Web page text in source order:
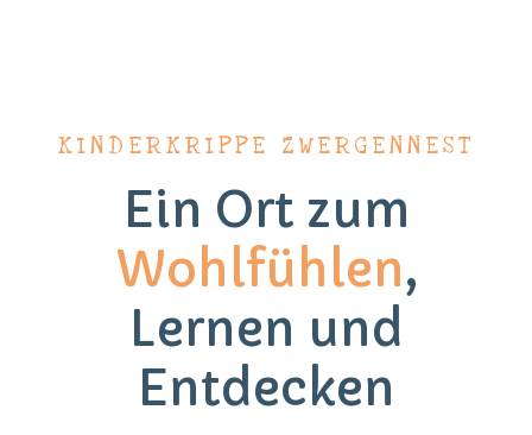
KINDERKRIPPE ZWERGENNEST
Ein Ort zum
Wohlfühlen,
Lernen und
Entdecken